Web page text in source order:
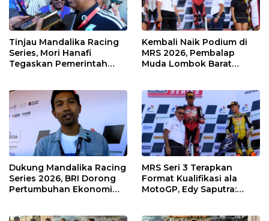
Tinjau Mandalika Racing
Series, Mori Hanafi
Tegaskan Pemerintah
Kembali Naik Podium di
MRS 2026, Pembalap
Muda Lombok Barat
Dukung Mandalika Racing
Series 2026, BRI Dorong
Pertumbuhan Ekonomi
MRS Seri 3 Terapkan
Format Kualifikasi ala
MotoGP, Edy Saputra: